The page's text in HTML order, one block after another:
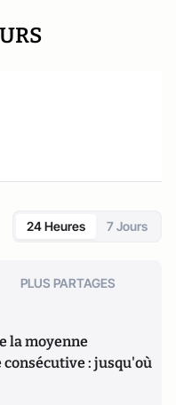
24 Heures 7 Jours
PLUS PARTAGES
la moyenne
consécutive : jusqu'où